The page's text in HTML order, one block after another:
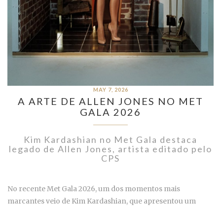
MAY 7, 2026
A ARTE DE ALLEN JONES NO MET
GALA 2026
Kim Kardashian no Met Gala destaca
legado de Allen Jones, artista editado pelo
CPS
No recente Met Gala 2026, um dos momentos mais
marcantes veio de Kim Kardashian, que apresentou um